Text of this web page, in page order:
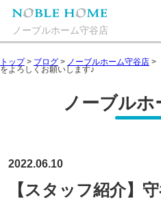
ノーブルホーム守谷店
トップ> ブログ > ノーブルホーム守谷店 >
をよろしくお願いします♪
ノーブルホ
2022.06.10
【スタッフ紹介】